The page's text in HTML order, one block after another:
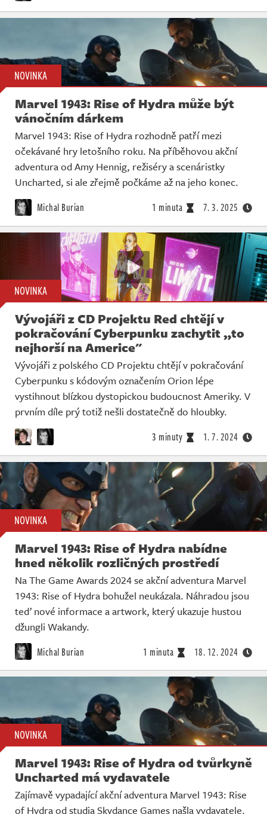
NOVINKA
Marvel 1943: Rise of Hydra může být
vánočním dárkem
Marvel 1943: Rise of Hydra rozhodně patří mezi
očekávané hry letošního roku. Na příběhovou akční
adventura od Amy Hennig, režiséry a scenáristky
Uncharted, si ale zřejmě počkáme až na jeho konec.
Michal Burian 1 minuta 7. 3. 2025
NOVINKA
Vývojáři z CD Projektu Red chtějí v
pokračování Cyberpunku zachytit „to
nejhorší na Americe"
Vývojáři z polského CD Projektu chtějí v pokračování
Cyberpunku s kódovým označením Orion lépe
vystihnout blízkou dystopickou budoucnost Ameriky. V
prvním díle prý totiž nešli dostatečně do hloubky.
3 minuty 1. 7. 2024
NOVINKA
Marvel 1943: Rise of Hydra nabídne
hned několik rozličných prostředí
Na The Game Awards 2024 se akční adventura Marvel
1943: Rise of Hydra bohužel neukázala. Náhradou jsou
teď nové informace a artwork, který ukazuje hustou
džungli Wakandy.
Michal Burian 1 minuta 18. 12. 2024
NOVINKA
Marvel 1943: Rise of Hydra od tvůrkyně
Uncharted má vydavatele
Zajímavě vypadající akční adventura Marvel 1943: Rise
of Hydra od studia Skydance Games našla vydavatele.